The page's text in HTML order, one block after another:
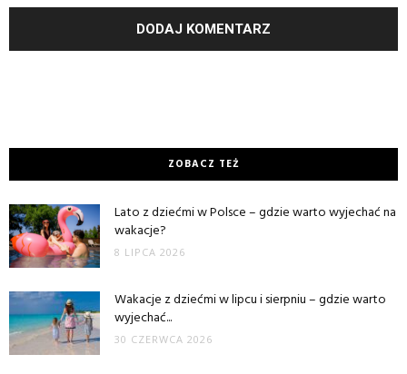
ZOBACZ TEŻ
Lato z dziećmi w Polsce – gdzie warto wyjechać na
wakacje?
8 LIPCA 2026
Wakacje z dziećmi w lipcu i sierpniu – gdzie warto
wyjechać...
30 CZERWCA 2026